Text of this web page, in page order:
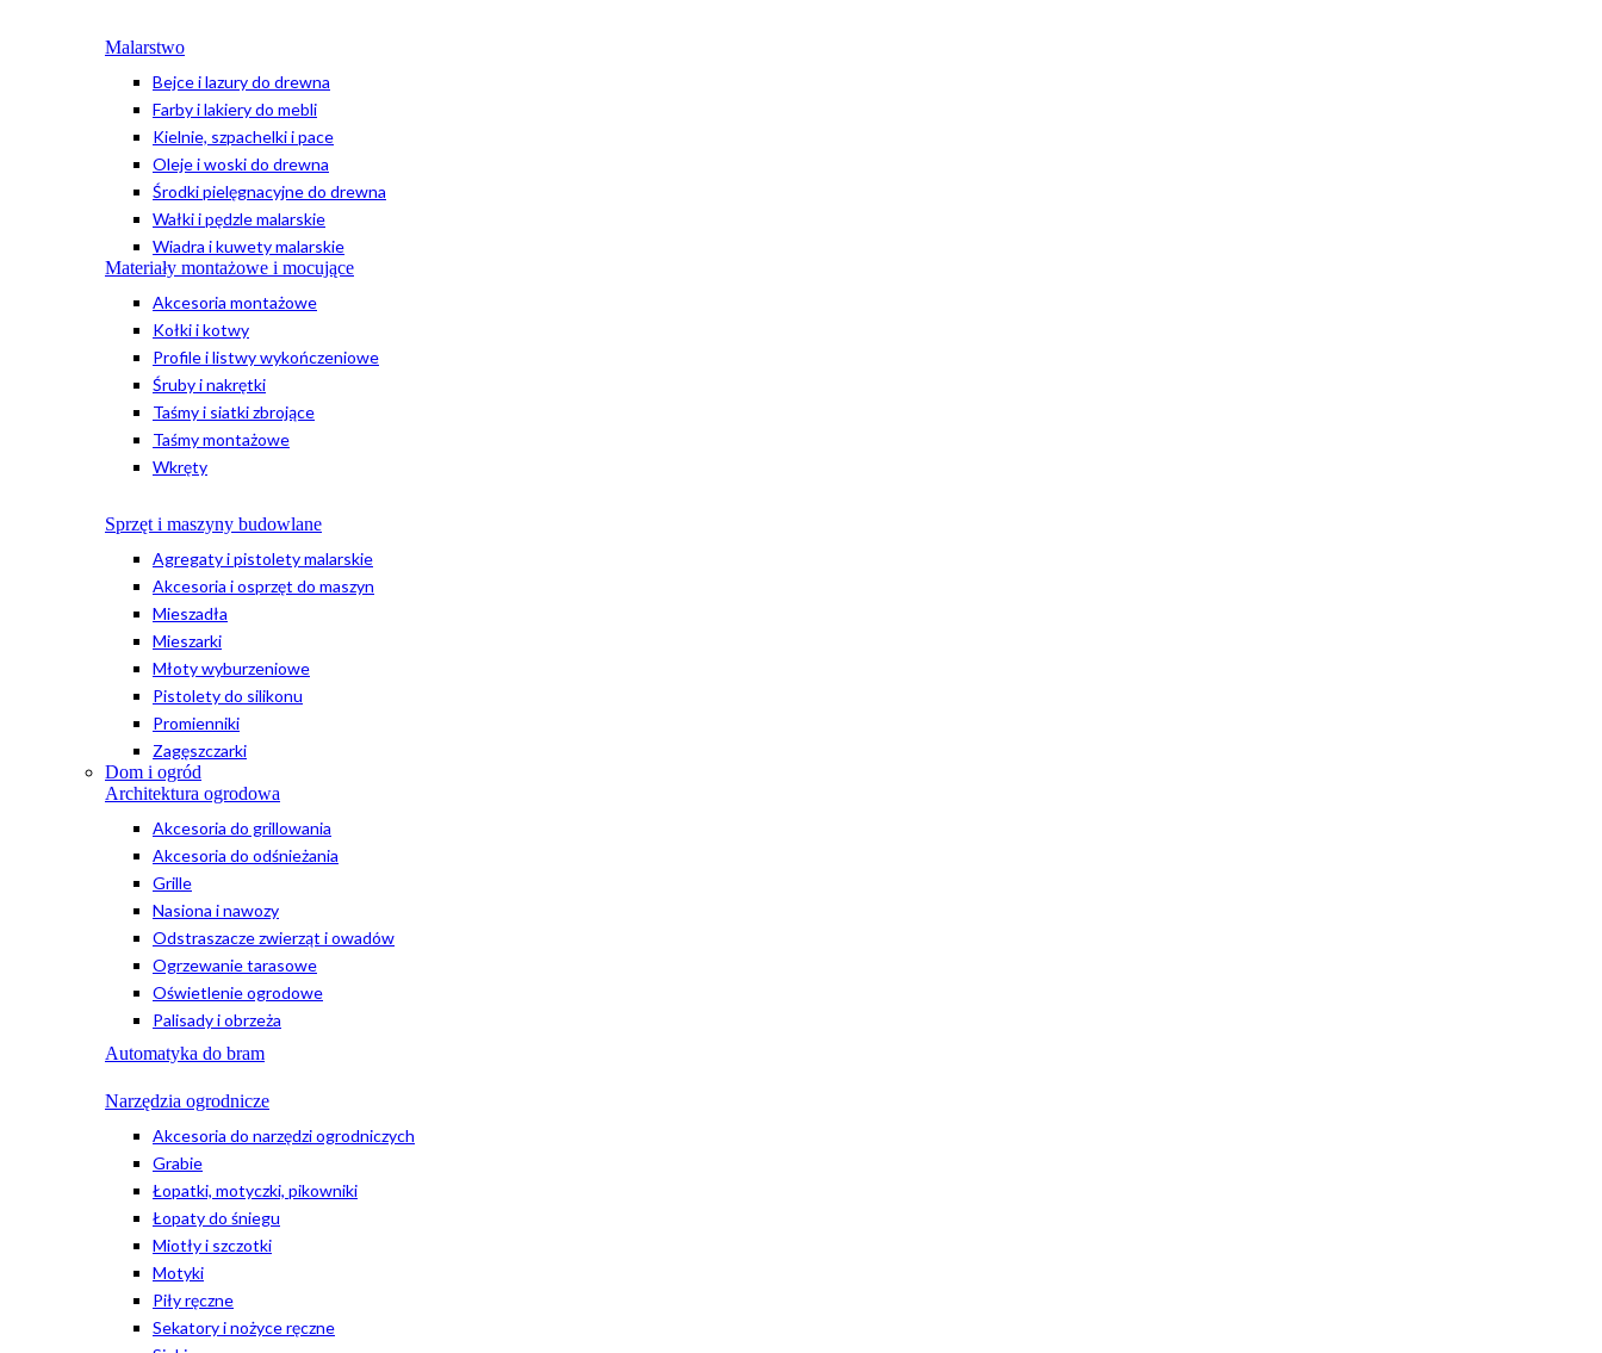
Malarstwo
Bejce i lazury do drewna
Farby i lakiery do mebli
Kielnie, szpachelki i pace
Oleje i woski do drewna
Środki pielęgnacyjne do drewna
Wałki i pędzle malarskie
Wiadra i kuwety malarskie
Materiały montażowe i mocujące
Akcesoria montażowe
Kołki i kotwy
Profile i listwy wykończeniowe
Śruby i nakrętki
Taśmy i siatki zbrojące
Taśmy montażowe
Wkręty
Sprzęt i maszyny budowlane
Agregaty i pistolety malarskie
Akcesoria i osprzęt do maszyn
Mieszadła
Mieszarki
Młoty wyburzeniowe
Pistolety do silikonu
Promienniki
Zagęszczarki
Dom i ogród
Architektura ogrodowa
Akcesoria do grillowania
Akcesoria do odśnieżania
Grille
Nasiona i nawozy
Odstraszacze zwierząt i owadów
Ogrzewanie tarasowe
Oświetlenie ogrodowe
Palisady i obrzeża
Automatyka do bram
Narzędzia ogrodnicze
Akcesoria do narzędzi ogrodniczych
Grabie
Łopatki, motyczki, pikowniki
Łopaty do śniegu
Miotły i szczotki
Motyki
Piły ręczne
Sekatory i nożyce ręczne